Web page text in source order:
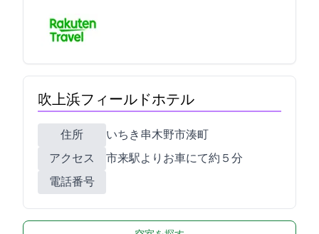
吹上浜フィールドホテル
住所
いちき串木野市湊町1-101
アクセス
市来駅よりお車にて約５分
電話番号